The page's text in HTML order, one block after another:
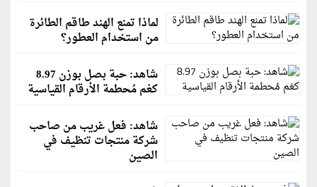
لماذا تمنع الهند طاقم الطائرة
من استخدام العطور؟
شاهد: حبة بصل بوزن 8.97
كغم مُحطمة الأرقام القياسية
شاهد: فعل غريب من صاحب
شركة منتجات تنظيف في
الصين